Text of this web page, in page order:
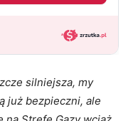
silniejsza, my
już bezpieczni, ale